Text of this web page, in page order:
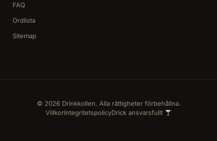
FAQ
Ordlista
Sitemap
VillkorIntegritetspolicyDrick ansvarsfullt
© 2026 Drinkkollen. Alla rättigheter förbehållna.